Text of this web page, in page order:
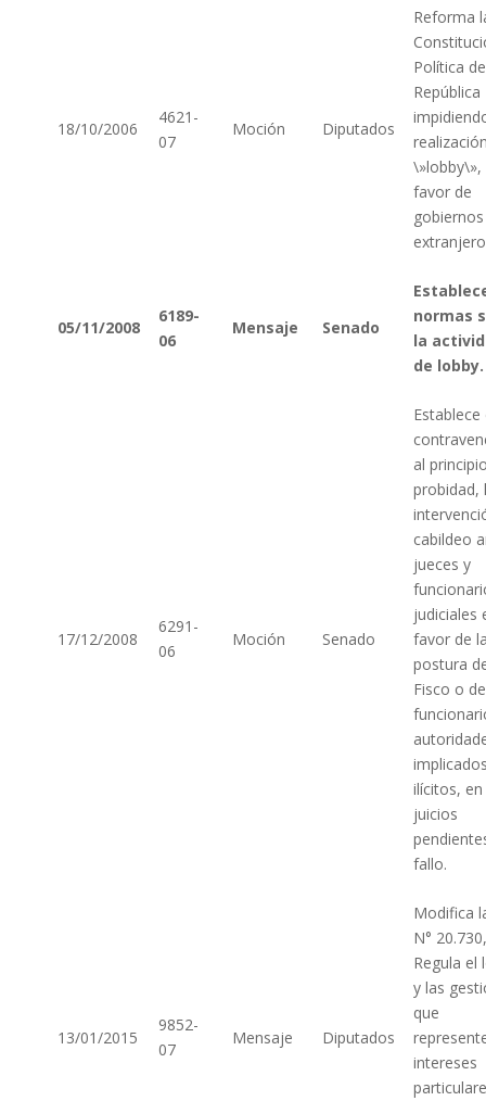
18/10/2006
4621-
07
Moción Diputados
Reforma
Política
República
\»lobby\»,
favor de
gobiernos
05/11/2008
6189-
06
Mensaje Senado
normas
la
de lobby.
17/12/2008
6291-
06
Moción Senado
al
probidad,
cabildeo
jueces y
judiciales
favor de
postura
Fisco o de
ilícitos, en
juicios
fallo.
13/01/2015
9852-
07
Mensaje Diputados
Modifica
N°
Regula el
y las
que
intereses